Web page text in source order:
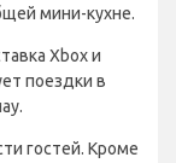
мини-кухне.
Xbox и
поездки в
гостей. Кроме